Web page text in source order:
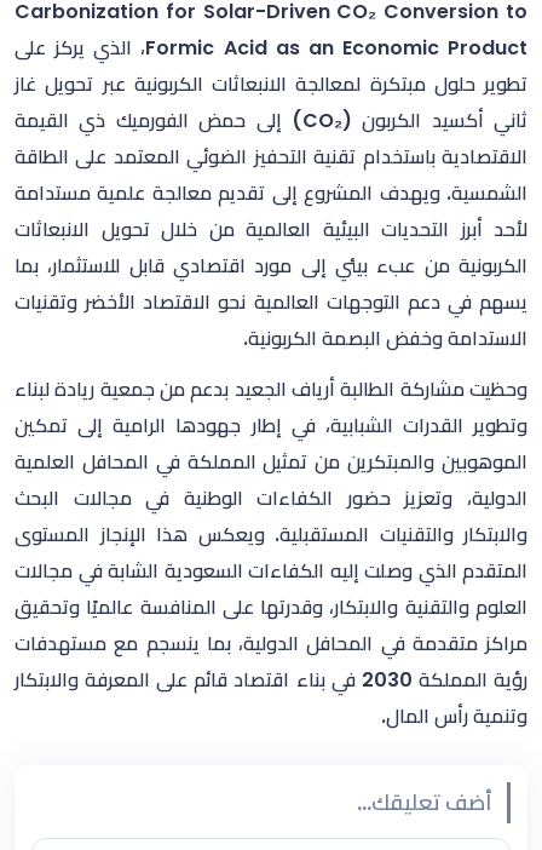
Carbonization for Solar-Driven CO₂ Conversion to
Formic Acid as an Economic Product، الذي يركز على
تطوير حلول مبتكرة لمعالجة الانبعاثات الكربونية عبر تحويل غاز
ثاني أكسيد الكربون (CO₂) إلى حمض الفورميك ذي القيمة
الاقتصادية باستخدام تقنية التحفيز الضوئي المعتمد على الطاقة
الشمسية. ويهدف المشروع إلى تقديم معالجة علمية مستدامة
لأحد أبرز التحديات البيئية العالمية من خلال تحويل الانبعاثات
الكربونية من عبء بيئي إلى مورد اقتصادي قابل للاستثمار، بما
يسهم في دعم التوجهات العالمية نحو الاقتصاد الأخضر وتقنيات
الاستدامة وخفض البصمة الكربونية.
وحظيت مشاركة الطالبة أرياف الجعيد بدعم من جمعية ريادة لبناء
وتطوير القدرات الشبابية، في إطار جهودها الرامية إلى تمكين
الموهوبين والمبتكرين من تمثيل المملكة في المحافل العلمية
الدولية، وتعزيز حضور الكفاءات الوطنية في مجالات البحث
والابتكار والتقنيات المستقبلية. ويعكس هذا الإنجاز المستوى
المتقدم الذي وصلت إليه الكفاءات السعودية الشابة في مجالات
العلوم والتقنية والابتكار، وقدرتها على المنافسة عالميًا وتحقيق
مراكز متقدمة في المحافل الدولية، بما ينسجم مع مستهدفات
رؤية المملكة 2030 في بناء اقتصاد قائم على المعرفة والابتكار
وتنمية رأس المال.
أضف تعليقك...